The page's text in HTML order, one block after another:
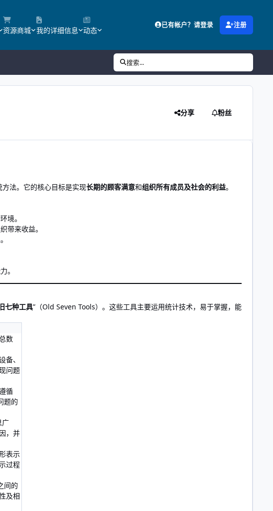
资源商城 我的详细信息 动态
已有帐户？请登录 注册
搜索...
分享 粉丝
方法。它的核心目标是实现长期的顾客满意和组织所有成员及社会的利益。
境。
带来收益。
。
七种工具”（Old Seven Tools）。这些工具主要运用统计技术，易于掌握，能
数
备、
问题
循
题的
广
，并
表示
过程
间的
及相